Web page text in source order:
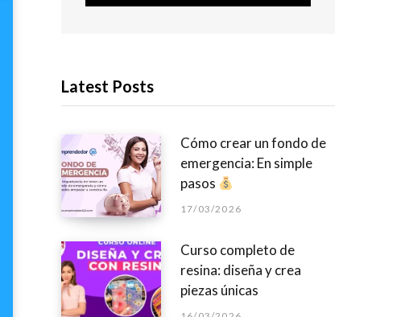
Latest Posts
Cómo crear un fondo de
emergencia: En simple
pasos
17/03/2026
Curso completo de
resina: diseña y crea
piezas únicas